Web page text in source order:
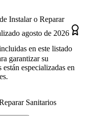
Instalar o Reparar
agosto de 2026
en este listado
garantizar su
especializadas en
Sanitarios